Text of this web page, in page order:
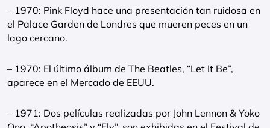
– 1970: Pink Floyd hace una presentación tan ruidosa en
el Palace Garden de Londres que mueren peces en un
lago cercano.
– 1970: El último álbum de The Beatles, “Let It Be”,
aparece en el Mercado de EEUU.
– 1971: Dos películas realizadas por John Lennon & Yoko